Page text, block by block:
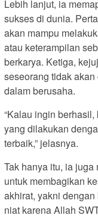
Lebih lanjut, ia
sukses di dunia.
akan mampu
atau keterampilan
berkarya. Ketiga,
seseorang tidak
dalam berusaha.
“Kalau ingin
yang dilakukan
terbaik,” jelasnya.
Tak hanya itu, ia
untuk membagikan
akhirat, yakni
niat karena Allah